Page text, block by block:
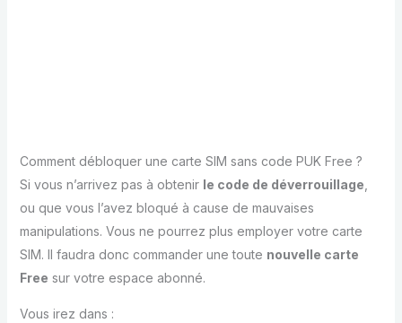
Comment débloquer une carte SIM sans code PUK Free ?
Si vous n’arrivez pas à obtenir le code de déverrouillage
ou que vous l’avez bloqué à cause de mauvaises
manipulations. Vous ne pourrez plus employer votre carte
SIM. Il faudra donc commander une toute nouvelle carte
Free sur votre espace abonné.
Vous irez dans :